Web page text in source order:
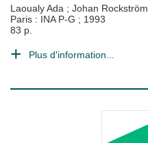
Laoualy Ada ; Johan Rockström
Paris : INA P-G ; 1993
83 p.
Plus d'information...